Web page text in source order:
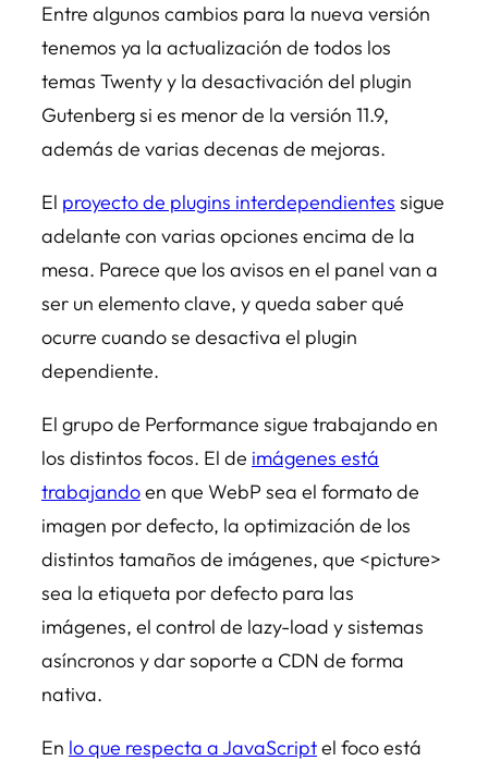
Entre algunos cambios para la nueva versión
tenemos ya la actualización de todos los
temas Twenty y la desactivación del plugin
Gutenberg si es menor de la versión 11.9,
además de varias decenas de mejoras.
El proyecto de plugins interdependientes sigue
adelante con varias opciones encima de la
mesa. Parece que los avisos en el panel van a
ser un elemento clave, y queda saber qué
ocurre cuando se desactiva el plugin
dependiente.
El grupo de Performance sigue trabajando en
los distintos focos. El de imágenes está
trabajandoen que WebP sea el formato de
imagen por defecto, la optimización de los
distintos tamaños de imágenes, que <picture>
sea la etiqueta por defecto para las
imágenes, el control de lazy-load y sistemas
asíncronos y dar soporte a CDN de forma
nativa.
En lo que respecta a JavaScriptel foco está